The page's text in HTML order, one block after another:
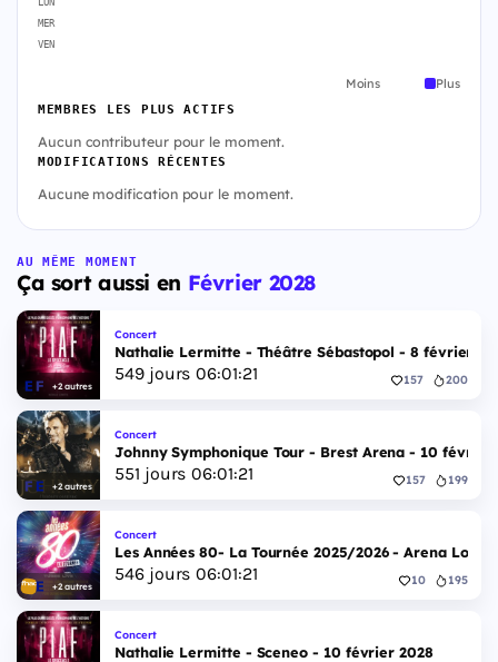
MER
VEN
Moins Plus
MEMBRES LES PLUS ACTIFS
Aucun contributeur pour le moment.
MODIFICATIONS RÉCENTES
Aucune modification pour le moment.
AU MÊME MOMENT
Ça sort aussi en Février 2028
+2 autres
Concert
Nathalie Lermitte - Théâtre Sébastopol - 8 février
549jours 06:01:20 157 200
+2 autres
Concert
Johnny Symphonique Tour - Brest Arena - 10 février
551 jours 06:01:20 157 199
+2 autres
Concert
Les Années 80- La Tournée 2025/2026 - Arena
546jours 06:01:20 10 195
Concert
Nathalie Lermitte - Sceneo - 10 février 2028